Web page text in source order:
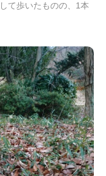
て歩いたものの、1本